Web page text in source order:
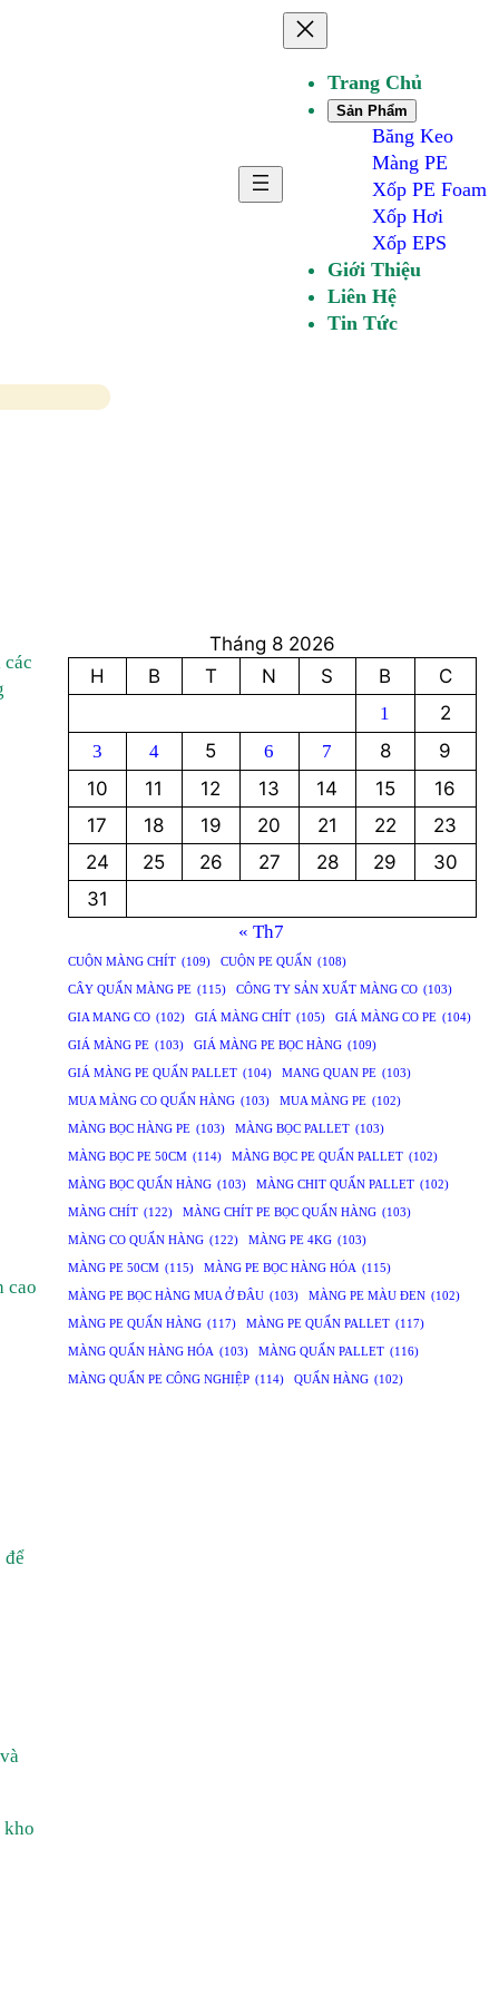
Trang Chủ
Sản Phẩm
Băng Keo
Màng PE
Xốp PE Foam
Xốp Hơi
Xốp EPS
Giới Thiệu
Liên Hệ
Tin Tức
cao
để
kho
Tháng 8 2026
H
B T N S B C
1 2
3 4 5 6 7 8
9
10
11 12 13 14 15
16
17
18 19 20 21 22
23
24
25 26 27 28 29
30
31
« Th7
CUỘN MÀNG CHÍT (109) CUỘN PE QUẤN (108)
CÂY QUẤN MÀNG PE (115) CÔNG TY SẢN XUẤT MÀNG CO (103)
GIA MANG CO (102) GIÁ MÀNG CHÍT (105) GIÁ MÀNG CO PE (104)
GIÁ MÀNG PE (103) GIÁ MÀNG PE BỌC HÀNG (109)
GIÁ MÀNG PE QUẤN PALLET (104) MANG QUAN PE (103)
MUA MÀNG CO QUẤN HÀNG (103) MUA MÀNG PE (102)
MÀNG BỌC HÀNG PE (103) MÀNG BỌC PALLET (103)
MÀNG BỌC PE 50CM (114) MÀNG BỌC PE QUẤN PALLET (102)
MÀNG BỌC QUẤN HÀNG (103) MÀNG CHIT QUẤN PALLET (102)
MÀNG CHÍT (122) MÀNG CHÍT PE BỌC QUẤN HÀNG (103)
MÀNG CO QUẤN HÀNG (122) MÀNG PE 4KG (103)
MÀNG PE 50CM (115) MÀNG PE BỌC HÀNG HÓA (115)
MÀNG PE BỌC HÀNG MUA Ở ĐÂU (103) MÀNG PE MÀU ĐEN (102)
MÀNG PE QUẤN HÀNG (117) MÀNG PE QUẤN PALLET (117)
MÀNG QUẤN HÀNG HÓA (103) MÀNG QUẤN PALLET (116)
MÀNG QUẤN PE CÔNG NGHIỆP (114) QUẤN HÀNG (102)